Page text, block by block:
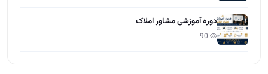
دوره آموزشی مشاور املاک